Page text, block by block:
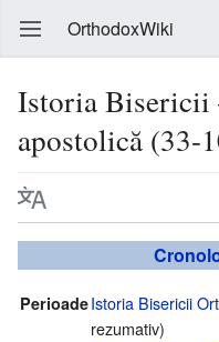
OrthodoxWiki
Istoria Bisericii
apostolică (33-
PerioadeIstoria Bisericii
rezumativ)